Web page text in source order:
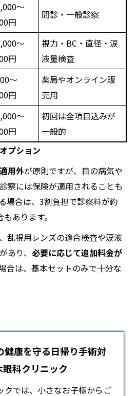
～
円
問診・一般診察
～
円
視力・BC・直径・涙
液量検査
～
円
薬局やオンライン販
売用
～
円
初回は全項目込みが
一般的
プション
用外が原則ですが、目の病気や
察には保険が適用されることも
場合は、3割負担で診察料が約
あります。
乱視用レンズの適合検査や涙液
あり、 必要に応じて追加料金が
合は、基本セットのみで十分な
健康を守る日帰り手術対
科クリニック
クでは、小さなお子様からご